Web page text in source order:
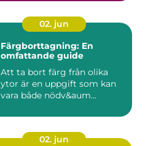
02. jun
Färgborttagning: En
omfattande guide
Att ta bort färg från olika
ytor är en uppgift som kan
vara både nödv&aum...
02. jun